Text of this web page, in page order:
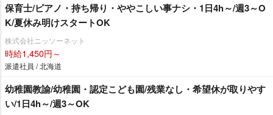
保育士/ピアノ・持ち帰り・ややこしい事ナシ・1日4h～/週3～O
K/夏休み明けスタートOK
株式会社ニッソーネット
時給1,450円～
派遣社員 / 北海道
幼稚園教諭/幼稚園・認定こども園/残業なし・希望休が取りやす
い/1日4h～/週3～OK